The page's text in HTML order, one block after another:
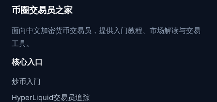
币圈交易员之家
面向中文加密货币交易员，提供入门教程、市场解读与交易
工具。
核心入口
炒币入门
HyperLiquid交易员追踪